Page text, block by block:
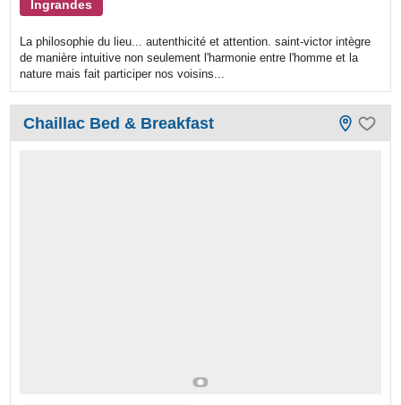
Ingrandes
La philosophie du lieu... autenthicité et attention. saint-victor intègre
de manière intuitive non seulement l'harmonie entre l'homme et la
nature mais fait participer nos voisins...
Chaillac Bed & Breakfast